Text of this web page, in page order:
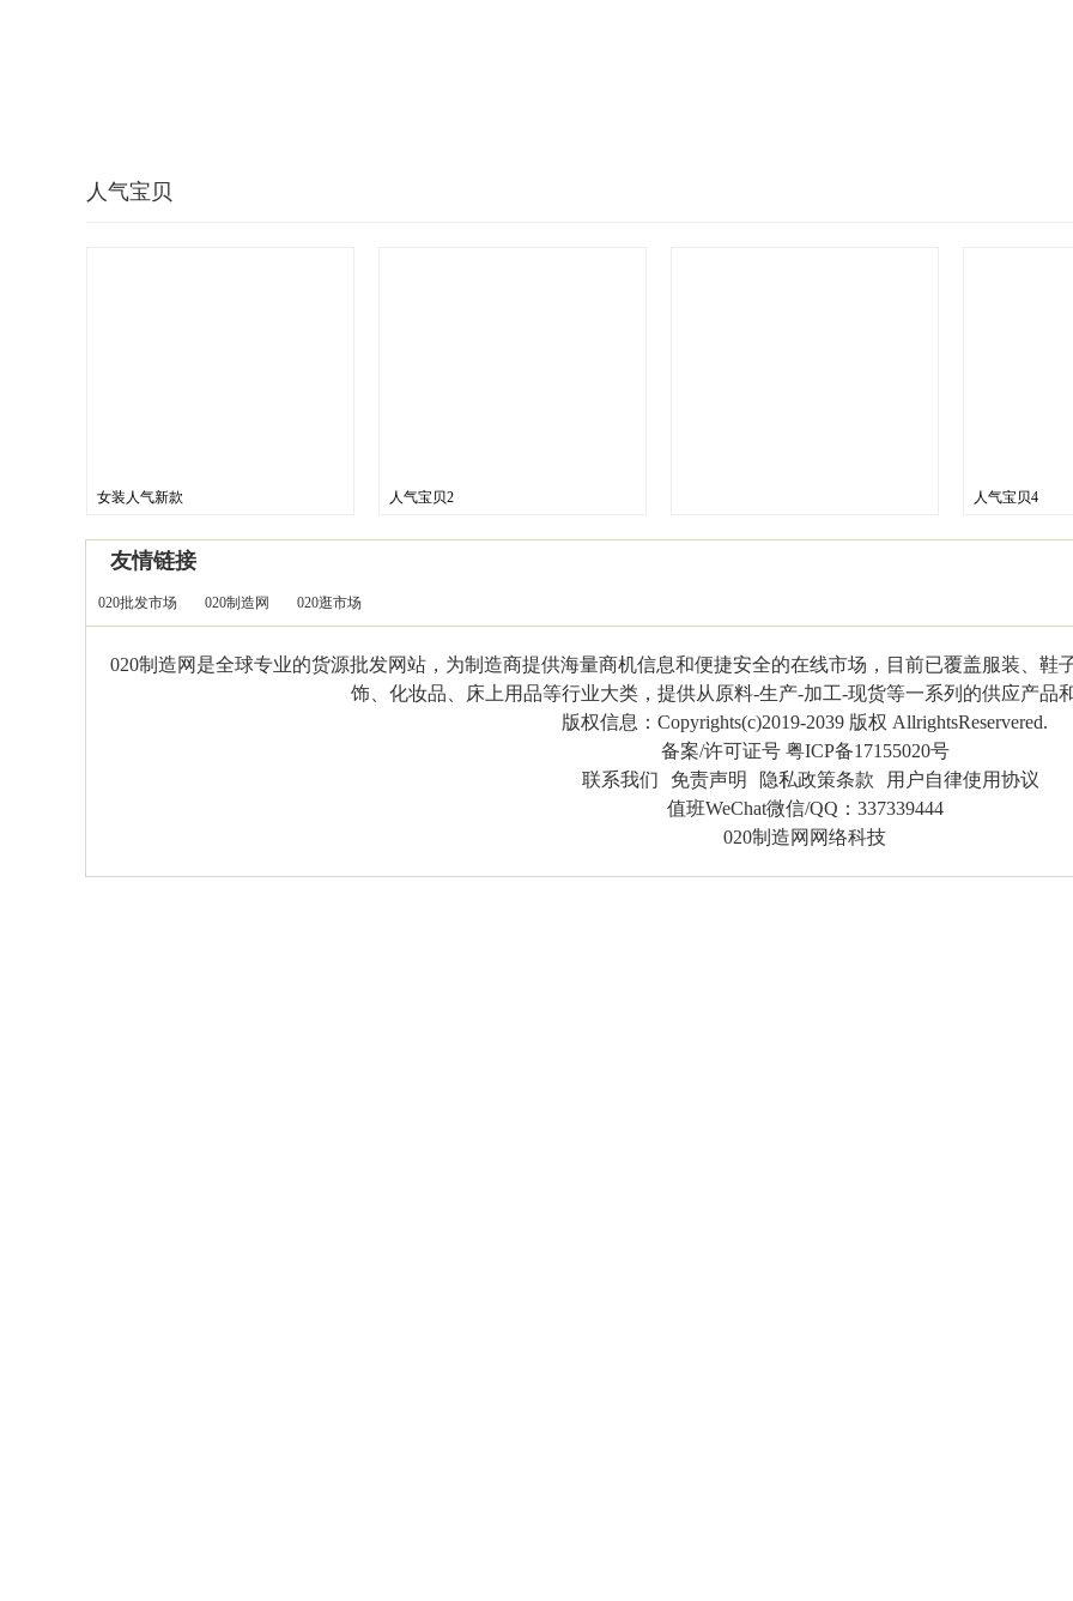
人气宝贝
女装人气新款 人气宝贝2 人气宝贝4
友情链接
020批发市场 020制造网 020逛市场
020制造网是全球专业的货源批发网站，为制造商提供海量商机信息和便捷安全的在线市场，目前已覆盖服装、
饰、化妆品、床上用品等行业大类，提供从原料-生产-加工-现货等一系列的供应产品
版权信息：Copyrights(c)2019-2039 版权 AllrightsReservered.
备案/许可证号 粤ICP备17155020号
联系我们
免责声明 隐私政策条款
用户自律使用协议
值班WeChat微信/QQ：337339444
020制造网网络科技